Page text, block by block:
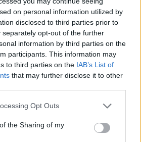
on personal information utilized by
disclosed to third parties prior to
separately opt-out of the further
information by third parties on the
participants. This information may
to third parties on the IAB’s List of
that may further disclose it to other
Opt Outs
the Sharing of my
δυνάμεις, στόλο και στρατιά
που προκαλεί εκνευρισμό
όσο η Ελλάδα ενισχύει
τόσο μειώνονται τα
πίεσης και επιβολής
η Ελλάδα επιχειρεί να